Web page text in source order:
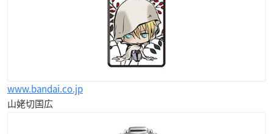
www.bandai.co.jp
山姥切国広